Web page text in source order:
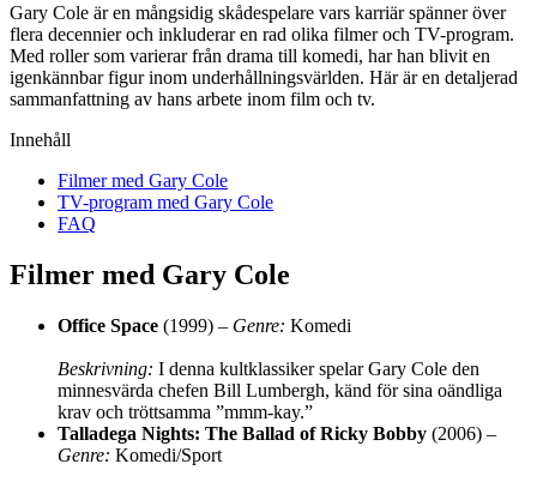
Gary Cole är en mångsidig skådespelare vars karriär spänner över
flera decennier och inkluderar en rad olika filmer och TV-program.
Med roller som varierar från drama till komedi, har han blivit en
igenkännbar figur inom underhållningsvärlden. Här är en detaljerad
sammanfattning av hans arbete inom film och tv.
Innehåll
Filmer med Gary Cole
TV-program med Gary Cole
FAQ
Filmer med Gary Cole
Office Space (1999) – Genre: Komedi
Beskrivning: I denna kultklassiker spelar Gary Cole den
minnesvärda chefen Bill Lumbergh, känd för sina oändliga
krav och tröttsamma ”mmm-kay.”
Talladega Nights: The Ballad of Ricky Bobby (2006) –
Genre: Komedi/Sport